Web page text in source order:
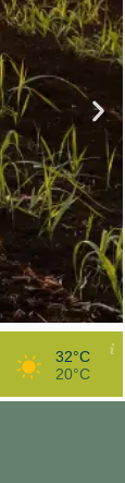
32°C
20°C